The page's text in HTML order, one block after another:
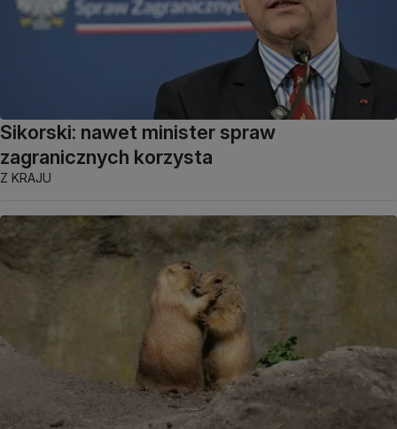
Sikorski: nawet minister spraw
zagranicznych korzysta
Z KRAJU